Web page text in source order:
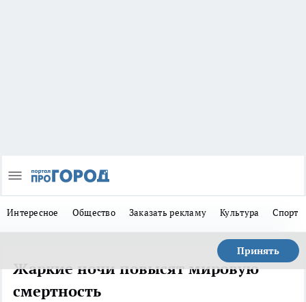
Интересное Общество Заказать рекламу Культура Спорт
Принять
Жаркие ночи повысят мировую
смертность